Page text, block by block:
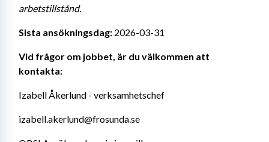
arbetstillstånd.
Sista ansökningsdag: 2026-03-31
Vid frågor om jobbet, är du välkommen att
kontakta:
Izabell Åkerlund - verksamhetschef
izabell.akerlund@frosunda.se